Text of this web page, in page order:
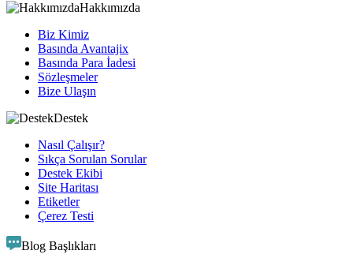
Hakkımızda
Biz Kimiz
Basında Avantajix
Basında Para İadesi
Sözleşmeler
Bize Ulaşın
Destek
Nasıl Çalışır?
Sıkça Sorulan Sorular
Destek Ekibi
Site Haritası
Etiketler
Çerez Testi
Blog Başlıkları